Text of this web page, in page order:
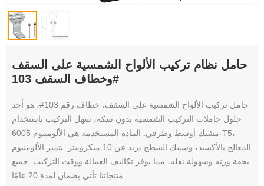
حامل نظام تركيب الألواح الشمسية على السقف
وخطاف السقف 103#
حامل تركيب الألواح الشمسية على السقف، خطاف رقم 103#، هو أحد
حلول حاملات التركيب الشمسية بدون سكة، سهل التركيب باستخدام
مشبك أوسط وطرفي. المادة المستخدمة هي الألومنيوم 6005-T5،
المعالج بالأكسيد، وسمك السطح يزيد عن 10 ميكرومتر. يتميز الألومنيوم
بخفة وزنه وسهولة نقله، مما يوفر تكاليف العمالة ووقت التركيب. جميع
منتجاتنا تأتي بضمان لمدة 20 عامًا.